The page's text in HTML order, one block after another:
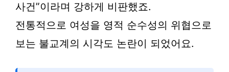
사건”이라며 강하게 비판했죠.
전통적으로 여성을 영적 순수성의 위협으로
보는 불교계의 시각도 논란이 되었어요.